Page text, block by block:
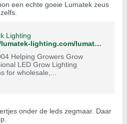
een echte goeie Lumatek zeus
Lighting
https://lumatek-lighting.com/lumatek-zeus-600w-pro/
Helping Growers Grow
LED Grow Lighting
for wholesale,...
onder de leds zegmaar. Daar